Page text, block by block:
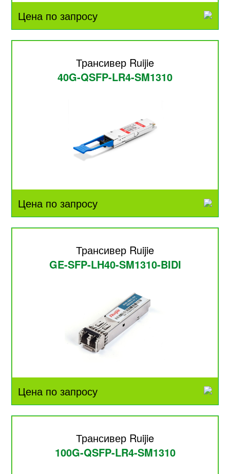
Цена по запросу
Трансивер Ruijie
40G-QSFP-LR4-SM1310
Цена по запросу
Трансивер Ruijie
GE-SFP-LH40-SM1310-BIDI
Цена по запросу
Трансивер Ruijie
100G-QSFP-LR4-SM1310